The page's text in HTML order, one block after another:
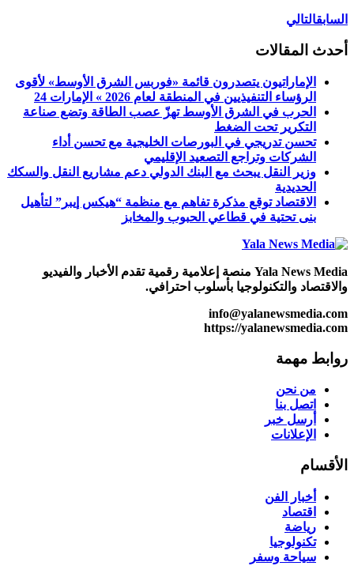
السابقالتالي
أحدث المقالات
الإماراتيون يتصدرون قائمة «فوربس الشرق الأوسط» لأقوى
الرؤساء التنفيذيين في المنطقة لعام 2026 » الإمارات 24
الحرب في الشرق الأوسط تهزّ عصب الطاقة وتضع صناعة
التكرير تحت الضغط
تحسن تدريجي في البورصات الخليجية مع تحسن أداء
الشركات وتراجع التصعيد الإقليمي
وزير النقل يبحث مع البنك الدولي دعم مشاريع النقل والسكك
الحديدية
الاقتصاد توقع مذكرة تفاهم ‏مع منظمة “هيكس إيبر” لتأهيل
بنى تحتية في قطاعي الحبوب والمخابز
Yala News Media منصة إعلامية رقمية تقدم الأخبار والفيديو
والاقتصاد والتكنولوجيا بأسلوب احترافي.
info@yalanewsmedia.com
https://yalanewsmedia.com
روابط مهمة
من نحن
اتصل بنا
أرسل خبر
الإعلانات
الأقسام
أخبار الفن
اقتصاد
رياضة
تكنولوجيا
سياحة وسفر